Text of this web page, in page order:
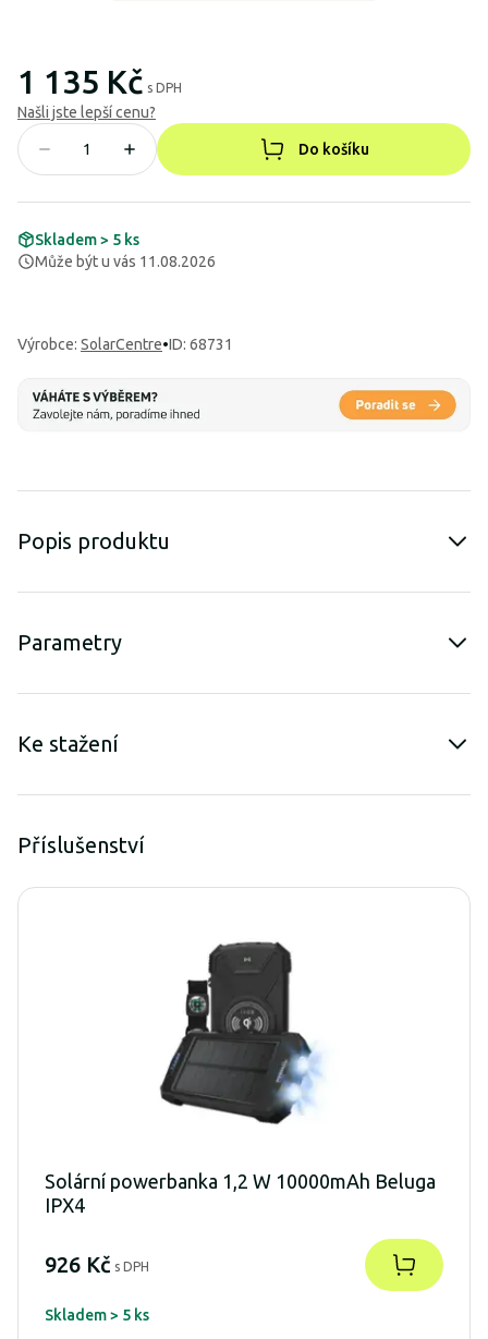
1 135 Kč s DPH
Našli jste lepší cenu?
Do košíku
Skladem > 5 ks
Může být u vás 11.08.2026
Výrobce: SolarCentre•ID: 68731
Popis produktu
Parametry
Ke stažení
Příslušenství
Solární powerbanka 1,2 W 10000mAh Beluga
IPX4
926 Kč s DPH
Skladem > 5 ks